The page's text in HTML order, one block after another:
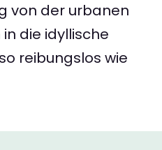
von der urbanen
die idyllische
reibungslos wie